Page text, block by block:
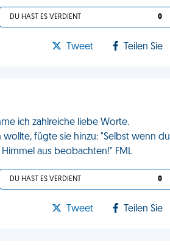
DU HAST ES VERDIENT 0
Tweet Teilen Sie
ich zahlreiche liebe Worte.
wollte, fügte sie hinzu: "Selbst wenn du
aus beobachten!" FML
DU HAST ES VERDIENT 0
Tweet Teilen Sie